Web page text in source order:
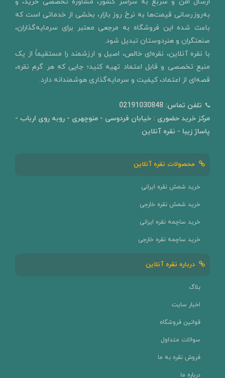
ارسال امن و سربع به سراسر کشور، مشاوره تخصصی خرید، و
به‌روزرسانی قیمت‌ها به نرخ روز بازار، بخشی از خدماتی است که
باعث شده این فروشگاه به مرجعی معتبر برای سرمایه‌گذاران،
صنعتگران و هنردوستان تبدیل شود.
با نقره آنلاین، نقره‌ای خالص، اصیل و ارزشمند را مستقیماً از یک
منبع تخصصی و قابل اعتماد تهیه کنید؛ جایی که هر گرم نقره،
قصه‌ای از اعتماد، کیفیت و سرمایه‌گذاری هوشمندانه دارد.
تلفن تماس: 02191030848
مرکز خرید حضوری : خیابان فردوسی - منوچهری - روبه روی ارباب -
پاساژ زیبا - نقره آنلاین
محصولات نقره آنلاین
خرید شمش نقره ایرانی
خرید شمش نقره خارجی
خرید ساچمه نقره ایرانی
خرید ساچمه نقره خارجی
درباره نقره آنلاین
بلاگ
اخبار سایت
قوانین فروشگاه
سوالات متداول
فروش نقره به ما
درباره ما